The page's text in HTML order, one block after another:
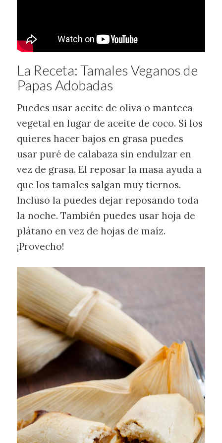
La Receta: Tamales Veganos de
Papas Adobadas
Puedes usar aceite de oliva o manteca
vegetal en lugar de aceite de coco. Si los
quieres hacer bajos en grasa puedes
usar puré de calabaza sin endulzar en
vez de grasa. El reposar la masa ayuda a
que los tamales salgan muy tiernos.
Incluso la puedes dejar reposando toda
la noche. También puedes usar hoja de
plátano en vez de hojas de maíz.
¡Provecho!